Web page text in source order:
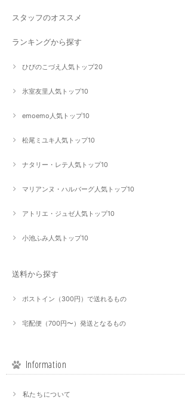
スタッフのオススメ
ランキングから探す
ひびのこづえ人気トップ20
氷室友里人気トップ10
emoemo人気トップ10
松尾ミユキ人気トップ10
ナタリー・レテ人気トップ10
マリアンヌ・ハルバーグ人気トップ10
アトリエ・ジュゼ人気トップ10
小池ふみ人気トップ10
送料から探す
ポストイン（300円）で送れるもの
宅配便（700円〜）発送となるもの
Information
私たちについて